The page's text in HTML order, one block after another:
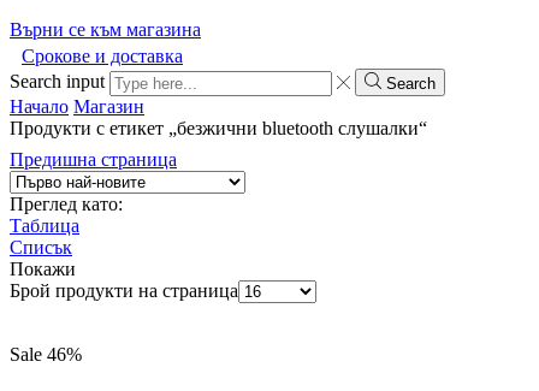
Върни се към магазина
Срокове и доставка
Search input
Search
Начало Магазин
Продукти с етикет „безжични bluetooth слушалки“
Предишна страница
Преглед като:
Таблица
Списък
Покажи
Брой продукти на страница
Sale 46%